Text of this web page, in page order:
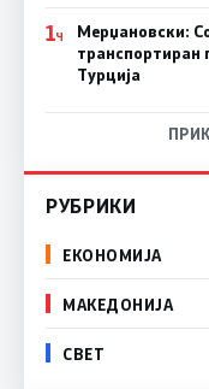
1Ч
Мерџановски:
транспортиран
Турција
РУБРИКИ
ЕКОНОМИЈА
МАКЕДОНИЈА
СВЕТ